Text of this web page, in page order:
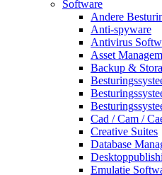
Software
Andere
Anti-spyware
Antivirus
Asset
Backup &
Cad / Cam /
Creative Suites
Database
Emulatie